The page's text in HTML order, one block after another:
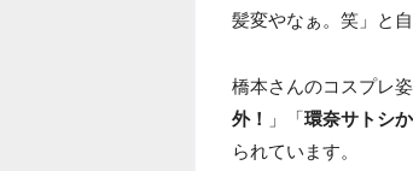
髪変やなぁ。笑」と
橋本さんのコスプレ
外！
」「環奈サトシ
られています。